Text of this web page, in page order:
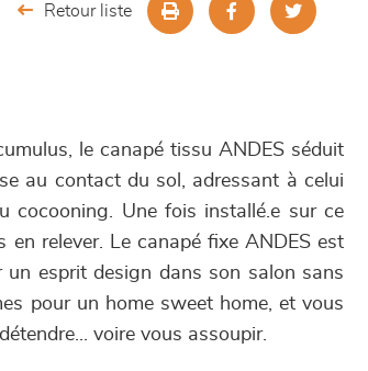
Retour liste
le canapé tissu ANDES séduit
au contact du sol, adressant à celui
cocooning. Une fois installé.e sur ce
relever. Le canapé fixe ANDES est
esprit design dans son salon sans
pour un home sweet home, et vous
voire vous assoupir.